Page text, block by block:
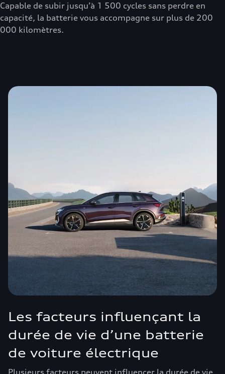
Capable de subir jusqu’à 1 500 cycles sans perdre en
capacité, la batterie vous accompagne sur plus de 200
000 kilomètres.
Les facteurs influençant la
durée de vie d’une batterie
de voiture électrique
Plusieurs facteurs peuvent influencer la durée de vie